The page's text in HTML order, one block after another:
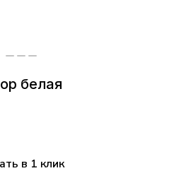
белая
в 1 клик